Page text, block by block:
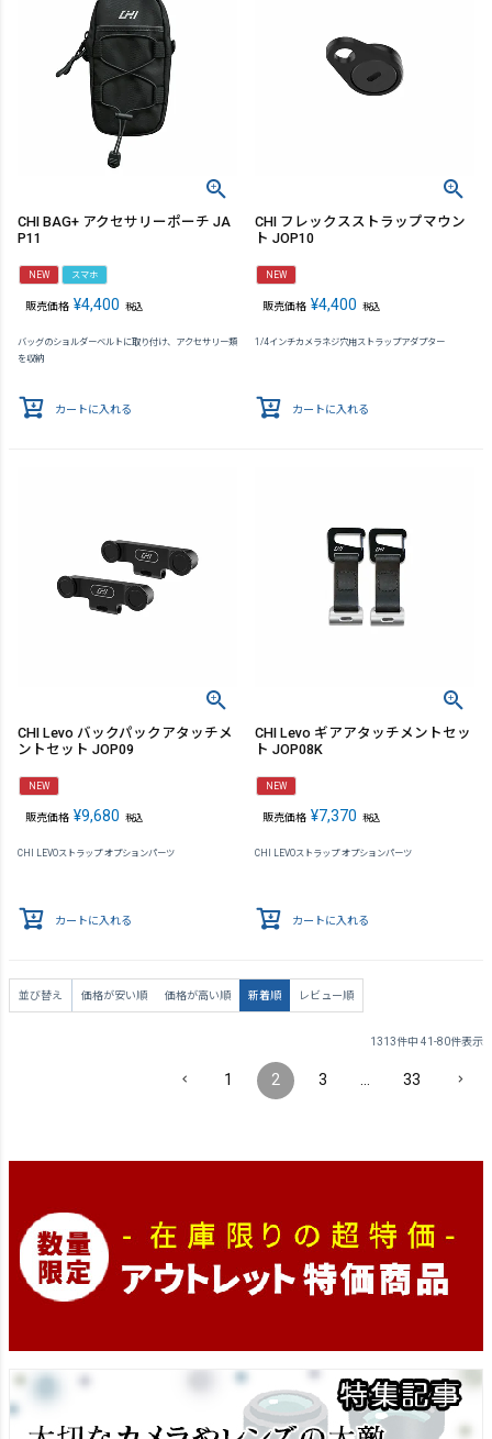
CHI BAG+ アクセサリーポーチ JA
P11
NEW スマホ
販売価格 ¥4,400 税込
バッグのショルダーベルトに取り付け、アクセサリー類
を収納
カートに入れる
CHI フレックスストラップマウン
ト JOP10
NEW
販売価格 ¥4,400 税込
1/4インチカメラネジ穴用ストラップアダプター
カートに入れる
CHI Levo バックパックアタッチメ
ントセット JOP09
NEW
販売価格 ¥9,680 税込
CHI LEVOストラップ オプションパーツ
カートに入れる
CHI Levo ギアアタッチメントセッ
ト JOP08K
NEW
販売価格 ¥7,370 税込
CHI LEVOストラップ オプションパーツ
カートに入れる
並び替え 価格が安い順 価格が高い順 新着順 レビュー順
1313件中 41 -80件表示
1 2 3 … 33